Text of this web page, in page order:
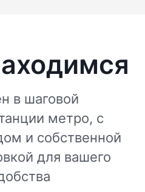
в шаговой
метро, с
и собственной
для вашего